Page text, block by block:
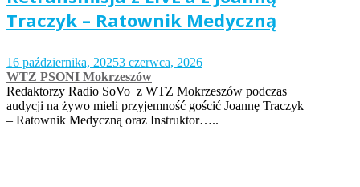
Traczyk – Ratownik Medyczną
16 października, 20253 czerwca, 2026
WTZ PSONI Mokrzeszów
Redaktorzy Radio SoVo z WTZ Mokrzeszów podczas
audycji na żywo mieli przyjemność gościć Joannę Traczyk
– Ratownik Medyczną oraz Instruktor…..